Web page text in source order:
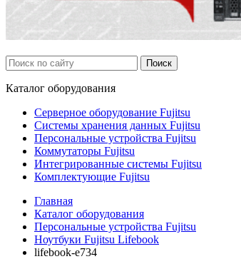
Каталог оборудования
Серверное оборудование Fujitsu
Системы хранения данных Fujitsu
Персональные устройства Fujitsu
Коммутаторы Fujitsu
Интегрированные системы Fujitsu
Комплектующие Fujitsu
Главная
Каталог оборудования
Персональные устройства Fujitsu
Ноутбуки Fujitsu Lifebook
lifebook-e734